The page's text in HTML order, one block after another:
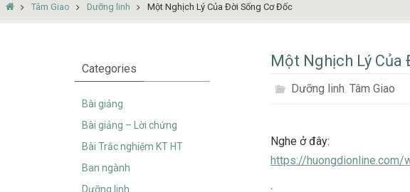
HomeTâm Giao Dưỡng linh Một Nghịch Lý Của Đời Sống Cơ Đốc
Một Nghịch Lý
Dưỡng linh, Tâm Giao
Nghe ở đây:
https://
.
Categories
Bài giảng
Bài giảng – Lời chứng
Bài Trắc nghiệm KT HT
Ban ngành
Dưỡng linh